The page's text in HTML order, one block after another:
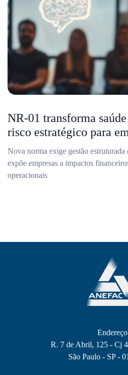
NR-01 transforma
risco estratégico para
Nova norma exige gestão estruturada
expõe empresas a impactos
operacionais
Endereço
R. 7 de Abril, 125 - Cj
São Paulo - SP -